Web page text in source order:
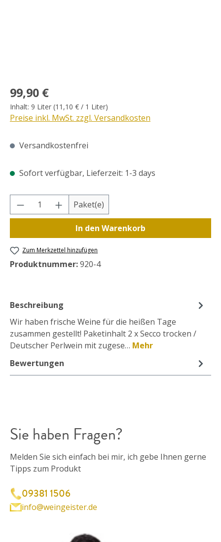
Regulärer Preis:
99,90 €
Inhalt: 9 Liter (11,10 € / 1 Liter)
Preise inkl. MwSt. zzgl. Versandkosten
Versandkostenfrei
Sofort verfügbar, Lieferzeit: 1-3 days
Produkt Anzahl: Gib den gewünschten
Paket(e)
In den Warenkorb
Zum Merkzettel hinzufügen
Produktnummer:920-4
Beschreibung
Wir haben frische Weine für die heißen Tage
zusammen gestellt! Paketinhalt 2 x Secco trocken /
Deutscher Perlwein mit zugese… Mehr
Bewertungen
Sie haben Fragen?
Melden Sie sich einfach bei mir, ich gebe Ihnen gerne
Tipps zum Produkt
09381 1506
info@weingeister.de